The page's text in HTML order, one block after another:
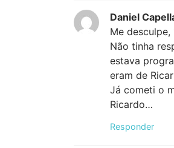
Daniel
Me
Não tinha
estava
eram de
Já cometi o
Ricardo…
Responder